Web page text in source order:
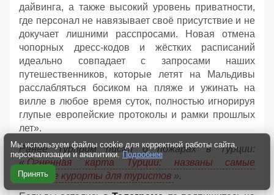
дайвинга, а также высокий уровень приватности,
где персонал не навязывает своё присутствие и не
докучает лишними расспросами. Новая отмена
чопорных дресс-кодов и жёстких расписаний
идеально совпадает с запросами наших
путешественников, которые летят на Мальдивы
расслабляться босиком на пляже и ужинать на
вилле в любое время суток, полностью игнорируя
глупые европейские протоколы и рамки прошлых
лет».
Ранее Турпром писал о пожарах в Турции:
« Огненная карта Турции: названы самые
опасные курорты для туристов ».
Мы используем файлы cookie для корректной работы сайта,
персонализации и аналитики. Подробнее
Принять